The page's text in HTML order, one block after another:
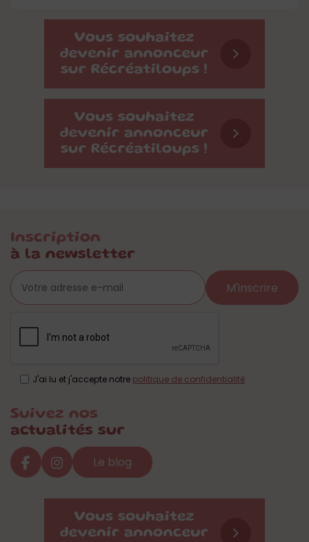
Inscription
à la newsletter
M'inscrire
J'ai lu et j'accepte notre politique de confidentialité
Suivez nos
actualités sur
Le blog